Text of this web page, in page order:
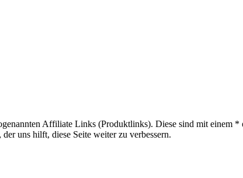
Affiliate Links (Produktlinks). Diese sind mit
uns hilft, diese Seite weiter zu verbessern.